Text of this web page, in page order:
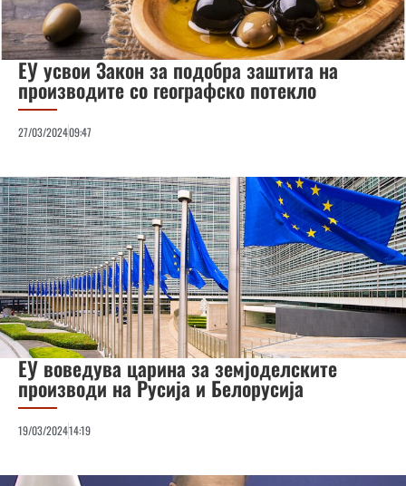
ЕУ усвои Закон за подобра заштита на
производите со географско потекло
27/03/202409:47
ЕУ воведува царина за земјоделските
производи на Русија и Белорусија
19/03/202414:19